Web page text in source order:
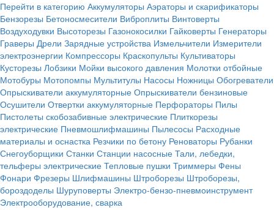
Перейти в категорию Аккумуляторы Аэраторы и скарификаторы
Бензорезы Бетоносмесители Виброплиты Винтоверты
Воздуходувки Высоторезы Газонокосилки Гайковерты Генераторы
Граверы Дрели Зарядные устройства Измельчители Измерители
электроэнергии Компрессоры Краскопульты Культиваторы
Кусторезы Лобзики Мойки высокого давления Молотки отбойные
Мотобуры Мотопомпы Мультитулы Насосы Ножницы Обогреватели
Опрыскиватели аккумуляторные Опрыскиватели бензиновые
Осушители Отвертки аккумуляторные Перфораторы Пилы
Пистолеты скобозабивные электрические Плиткорезы
электрические Пневмошлифмашины Пылесосы Расходные
материалы и оснастка Резчики по бетону Реноваторы Рубанки
Снегоуборщики Станки Станции насосные Тали, лебедки,
тельферы электрические Тепловые пушки Триммеры Фены
Фонари Фрезеры Шлифмашины Штроборезы Штроборезы,
бороздоделы Шуруповерты Электро-бензо-пневмоинструмент
Электрооборудование, сварка